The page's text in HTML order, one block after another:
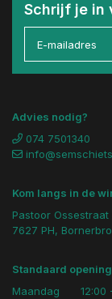
Schrijf je in
Advies nodig?
074 7501340
Kom langs in de
Pastoor Ossestraat
7627 PH,
Standaard
Maandag
12:00